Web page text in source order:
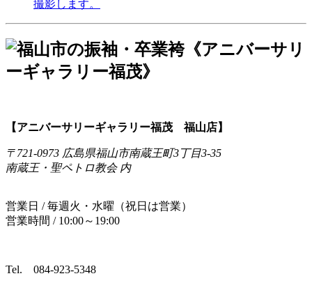
撮影します。
【アニバーサリーギャラリー福茂 福山店】
〒721-0973 広島県福山市南蔵王町3丁目3-35
南蔵王・聖ペトロ教会 内
営業日 / 毎週火・水曜（祝日は営業）
営業時間 / 10:00～19:00
Tel. 084-923-5348